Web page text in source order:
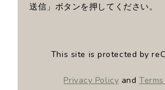
送信」ボタンを押してください。
This site is protected by
Privacy Policy and